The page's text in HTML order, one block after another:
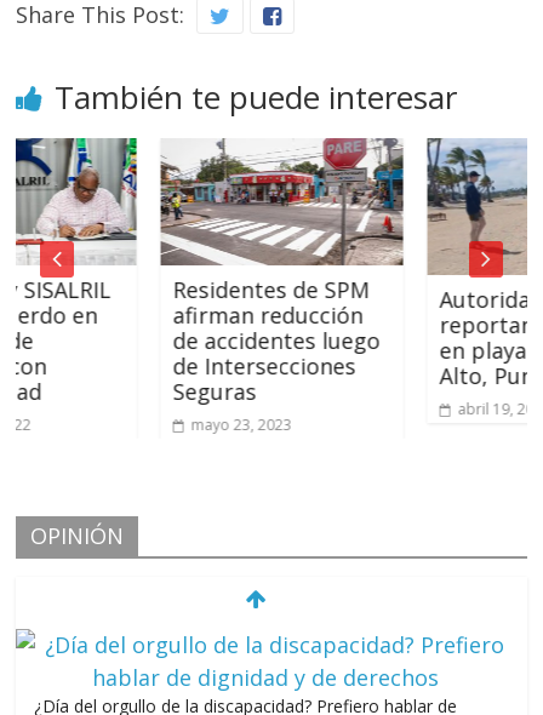
Share This Post:
También te puede interesar
en
Residentes de SPM
afirman reducción
de accidentes luego
de Intersecciones
Seguras
mayo 23, 2023
Autoridades
reportan
en playa de
Alto, Punta
abril 19, 2025
OPINIÓN
¿Día del orgullo de la discapacidad? Prefiero hablar de
julio 27, 2026